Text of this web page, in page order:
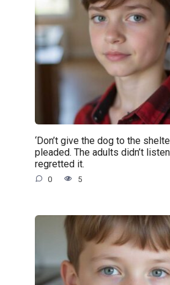
‘Don’t give the dog to the
pleaded. The adults didn’t
regretted it.
0 5